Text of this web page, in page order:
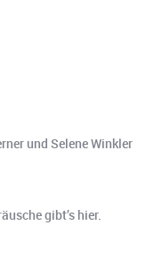
und Selene Winkler
gibt’s hier.